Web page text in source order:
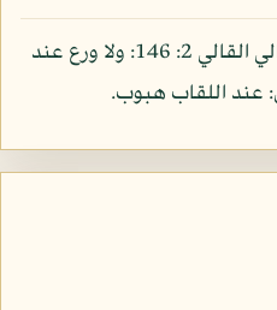
3 - هكذا في المطبوعة. وفي أمالي القالي 2: 146: ولا ورع عند
عند اللقاب هبوب.